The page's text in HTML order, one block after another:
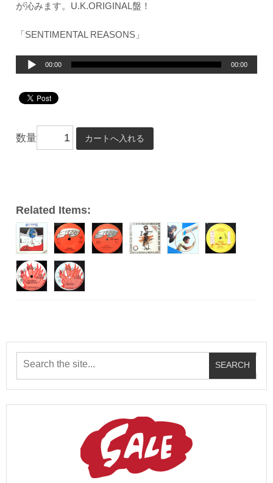
が沁みます。U.K.ORIGINAL盤！
「SENTIMENTAL REASONS」
プ
ヤ
00:00 00:00
数量
Related Items: